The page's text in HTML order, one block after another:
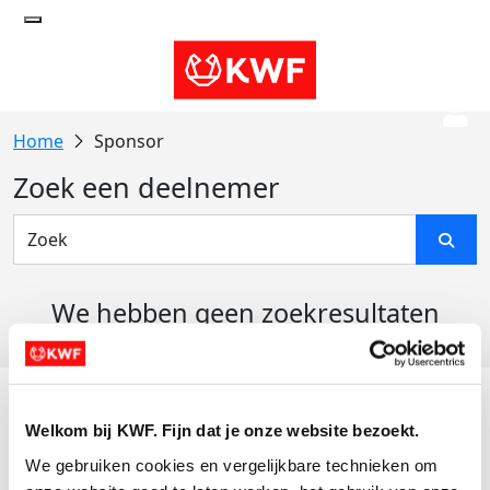
Welkom bij KWF. Fijn dat je onze website bezoekt.
We gebruiken cookies en vergelijkbare technieken om
Sponsor
Zoek een deelnemer
We hebben geen zoekresultaten
Actiematerialen
Evenementen